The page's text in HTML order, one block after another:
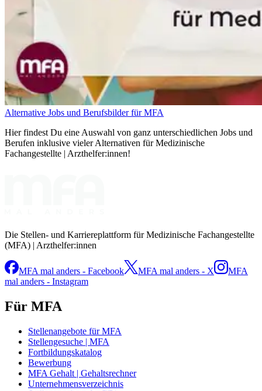
Alternative Jobs und Berufsbilder für MFA
Hier findest Du eine Auswahl von ganz unterschiedlichen Jobs und
Berufen inklusive vieler Alternativen für Medizinische
Fachangestellte | Arzthelfer:innen!
Die Stellen- und Karriereplattform für Medizinische Fachangestellte
(MFA) | Arzthelfer:innen
MFA mal anders - Facebook MFA mal anders - X
MFA
mal anders - Instagram
Für MFA
Stellenangebote für MFA
Stellengesuche | MFA
Fortbildungskatalog
Bewerbung
MFA Gehalt | Gehaltsrechner
Unternehmensverzeichnis